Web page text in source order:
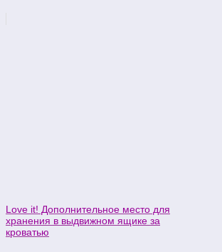
Love it! Дополнительное место для
хранения в выдвижном ящике за
кроватью